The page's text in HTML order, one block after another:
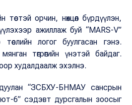
орчин, нөхцөл бүрдүүлэн,
ажиллаж буй “MARS-V”
төслийн логог буулгасан гэнэ.
төгрөгийн үнэтэй байдаг.
худалдаалж эхэлнэ.
“ЗСБХУ-БНМАУ сансрын
6” сэдэвт дурсгалын зоосыг